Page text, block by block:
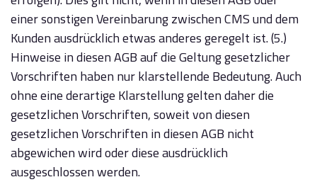
einer sonstigen Vereinbarung zwischen CMS und dem
Kunden ausdrücklich etwas anderes geregelt ist. (5.)
Hinweise in diesen AGB auf die Geltung gesetzlicher
Vorschriften haben nur klarstellende Bedeutung. Auch
ohne eine derartige Klarstellung gelten daher die
gesetzlichen Vorschriften, soweit von diesen
gesetzlichen Vorschriften in diesen AGB nicht
abgewichen wird oder diese ausdrücklich
ausgeschlossen werden.